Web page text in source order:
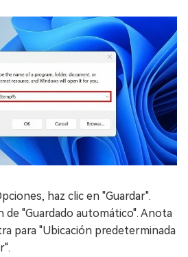
haz clic en "Guardar".
de "Guardado automático". Anota
para "Ubicación predeterminada